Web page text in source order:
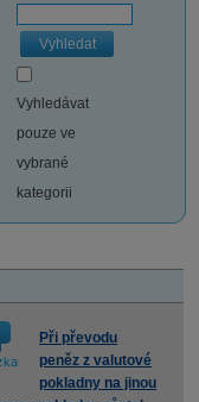
Vyhledat
Vyhledávat
pouze ve
vybrané
kategorii
Při převodu
peněz z valutové
pokladny na jinou